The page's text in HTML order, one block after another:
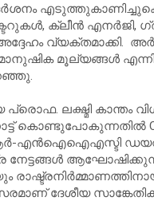
ദർശനം
ക്ലീൻ
വ്യക്തമാക്കി.
മൂല്യങ്ങൾ
ലക്ഷ്മി കാന്തം
കൊണ്ടുപോകുന്നതിൽ
എൻഐഐഎസ്ടി
നേട്ടങ്ങൾ
ദേശീയ